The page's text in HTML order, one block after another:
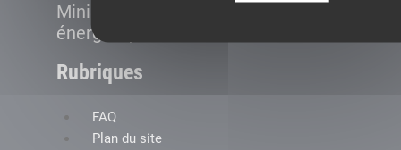
Ministère de la Transition
énergétique
Rubriques
FAQ
Plan du site